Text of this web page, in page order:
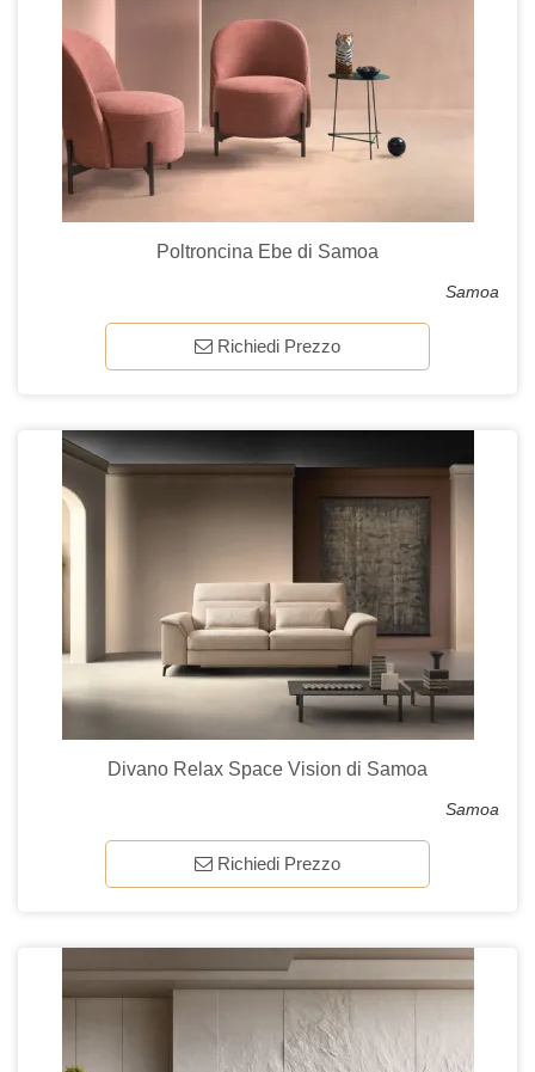
Poltroncina Ebe di Samoa
Samoa
Richiedi Prezzo
Divano Relax Space Vision di Samoa
Samoa
Richiedi Prezzo